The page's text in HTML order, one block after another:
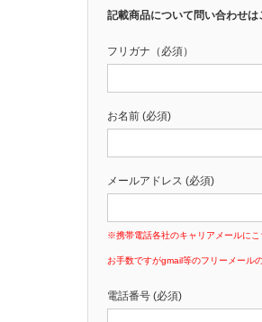
記載商品について問い合わせは
フリガナ（必須）
お名前 (必須)
メールアドレス (必須)
※携帯電話各社のキャリアメールにこ
お手数ですがgmail等のフリーメール
電話番号 (必須)